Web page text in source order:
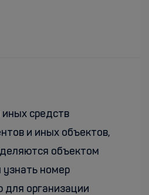
средств
и иных объектов,
объектом
узнать номер
организации